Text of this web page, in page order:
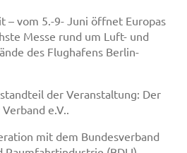
– vom 5.-9- Juni öffnet Europas
Messe rund um Luft- und
des Flughafens Berlin-
der Veranstaltung: Der
e.V..
mit dem Bundesverband